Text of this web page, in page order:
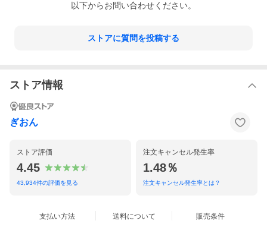
以下からお問い合わせください。
ストアに質問を投稿する
ストア情報
ぎおん
ストア評価
4.45
43,934件の評価を見る
注文キャンセル発生率
1.48％
注文キャンセル発生率とは？
支払い方法 送料について 販売条件